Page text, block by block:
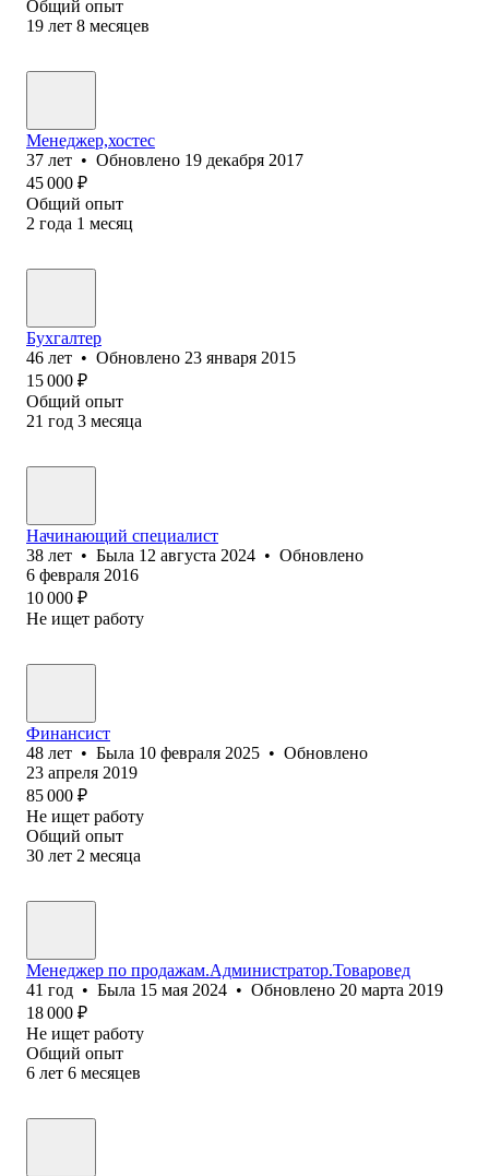
Общий опыт
19 лет 8 месяцев
Менеджер,хостес
37 лет • Обновлено 19 декабря 2017
45 000 ₽
Общий опыт
2 года 1 месяц
Бухгалтер
46 лет • Обновлено 23 января 2015
15 000 ₽
Общий опыт
21 год 3 месяца
Начинающий специалист
38 лет • Была 12 августа 2024 • Обновлено
6 февраля 2016
10 000 ₽
Не ищет работу
Финансист
48 лет • Была 10 февраля 2025 • Обновлено
23 апреля 2019
85 000 ₽
Не ищет работу
Общий опыт
30 лет 2 месяца
Менеджер по продажам.Администратор.Товаровед
41 год • Была 15 мая 2024 • Обновлено 20 марта 2019
18 000 ₽
Не ищет работу
Общий опыт
6 лет 6 месяцев